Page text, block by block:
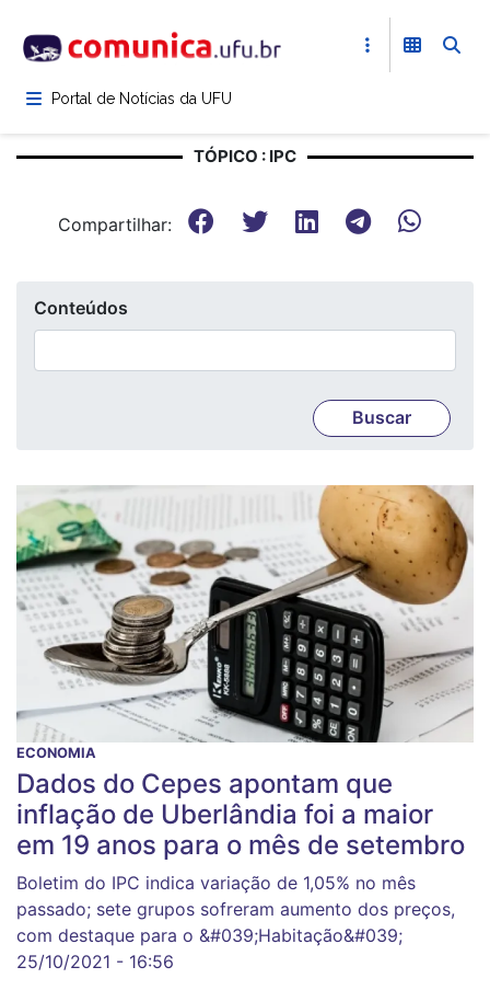
para
conteúdoPortal de Notícias da UFU
TÓPICO : IPC
Compartilhar:
Conteúdos
ECONOMIA
Dados do Cepes apontam que
inflação de Uberlândia foi a maior
em 19 anos para o mês de setembro
Boletim do IPC indica variação de 1,05% no mês
passado; sete grupos sofreram aumento dos preços,
com destaque para o &#039;Habitação&#039;
25/10/2021 - 16:56